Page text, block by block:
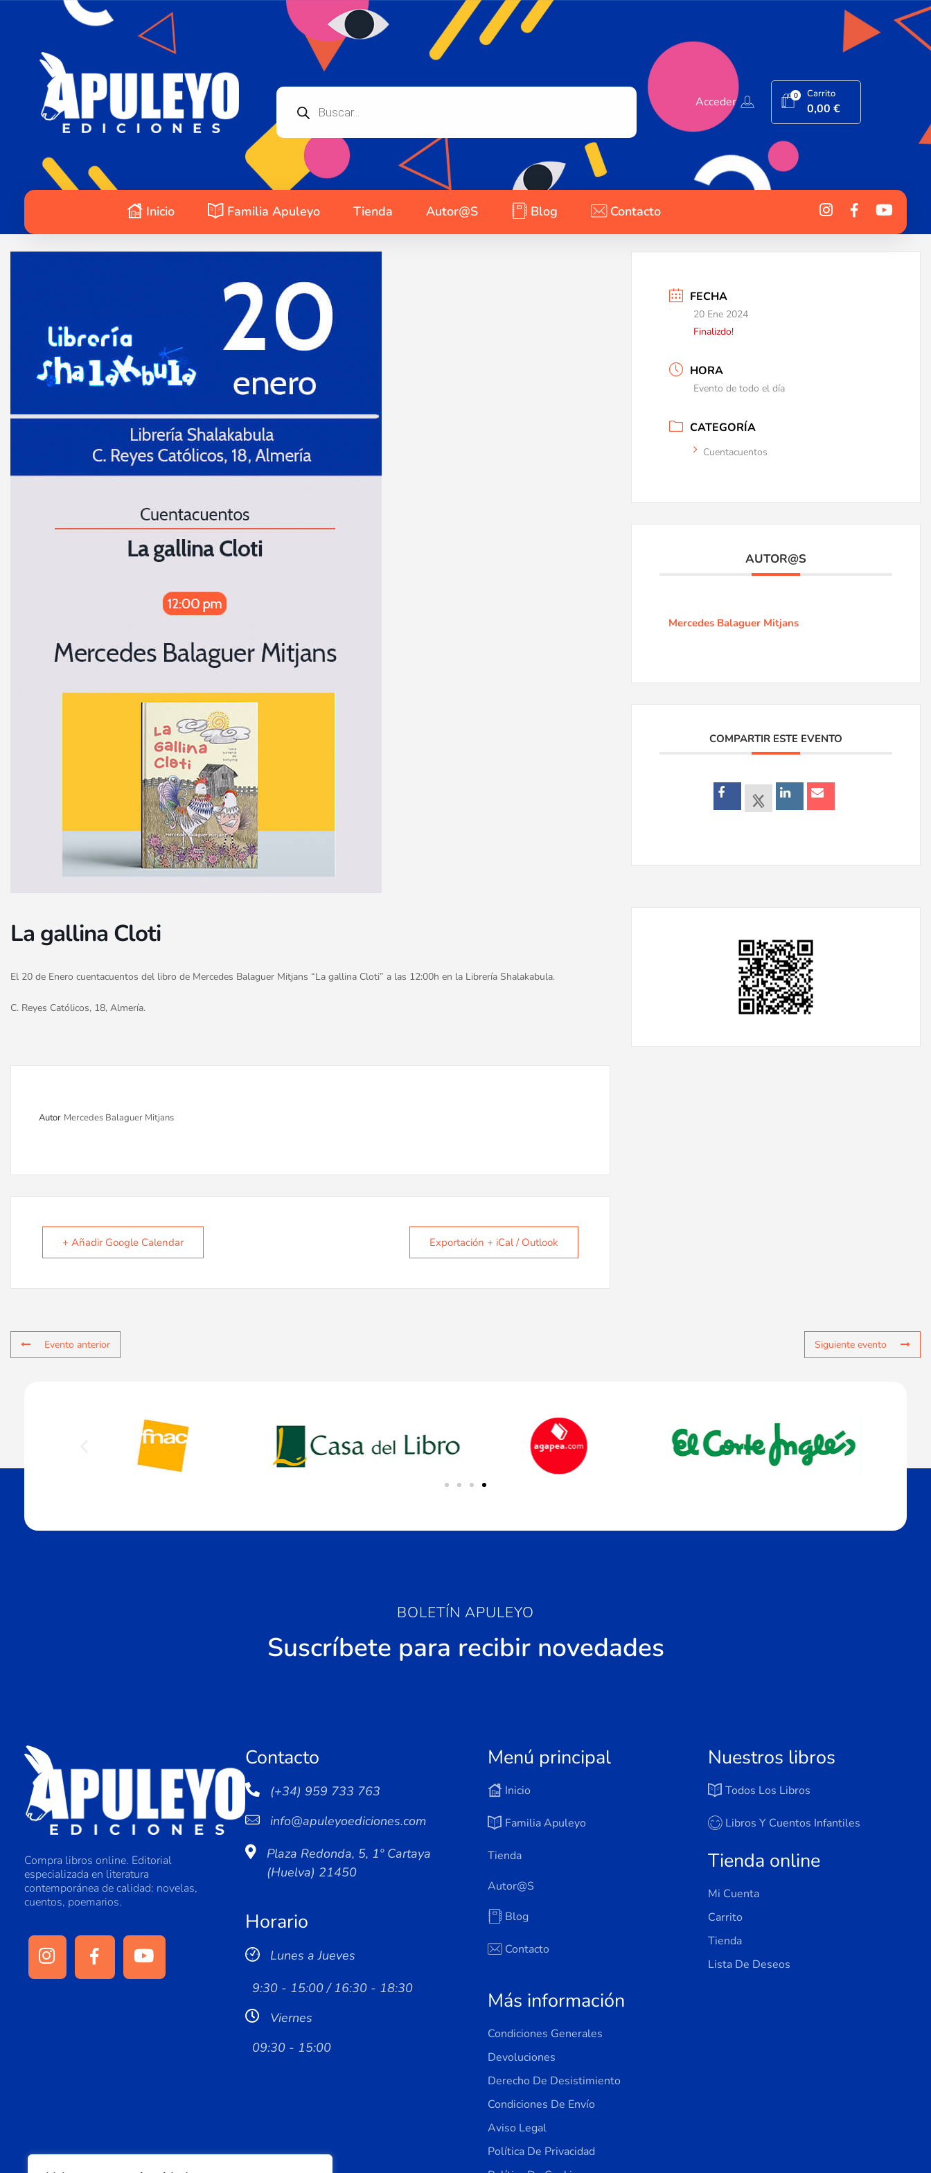
Acceder 0 Carrito
0,00€
Inicio Familia Apuleyo Tienda Autor@s Blog Contacto
La gallina Cloti
El 20 de Enero cuentacuentos del libro de Mercedes Balaguer Mitjans “La gallina Cloti” a las 12:00h en la Librería Shalakabula.
C. Reyes Católicos, 18, Almería.
Autor Mercedes Balaguer Mitjans
+ Añadir Google Calendar Exportación + iCal / Outlook
FECHA
20 Ene 2024
Finalizdo!
HORA
Evento de todo el día
CATEGORÍA
Cuentacuentos
AUTOR@S
Mercedes Balaguer Mitjans
COMPARTIR ESTE EVENTO
Evento anterior Siguiente evento
BOLETÍN APULEYO
Suscríbete para recibir novedades
Compra libros online. Editorial
especializada en literatura
contemporánea de calidad: novelas,
cuentos, poemarios.
Contacto
(+34) 959 733 763
info@apuleyoediciones.com
Plaza Redonda, 5, 1º Cartaya
(Huelva) 21450
Horario
Lunes a Jueves
9:30 - 15:00 / 16:30 - 18:30
Viernes
09:30 - 15:00
Menú principal
Inicio
Familia Apuleyo
Tienda
Autor@s
Blog
Contacto
Más información
Condiciones Generales
Devoluciones
Derecho De Desistimiento
Condiciones De Envío
Aviso Legal
Política De Privacidad
Nuestros libros
Todos Los Libros
Libros Y Cuentos Infantiles
Tienda online
Mi Cuenta
Carrito
Tienda
Lista De Deseos